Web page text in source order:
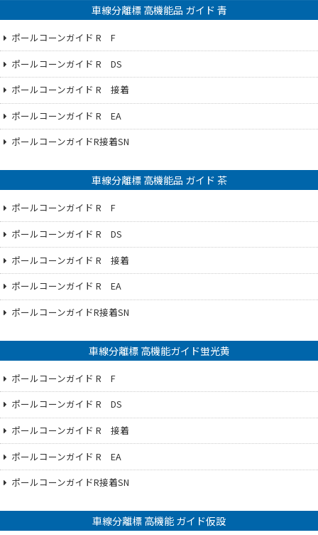
車線分離標 高機能品 ガイド 青
ポールコーンガイド R F
ポールコーンガイド R DS
ポールコーンガイド R 接着
ポールコーンガイド R EA
ポールコーンガイドR接着SN
車線分離標 高機能品 ガイド 茶
ポールコーンガイド R F
ポールコーンガイド R DS
ポールコーンガイド R 接着
ポールコーンガイド R EA
ポールコーンガイドR接着SN
車線分離標 高機能ガイド蛍光黄
ポールコーンガイド R F
ポールコーンガイド R DS
ポールコーンガイド R 接着
ポールコーンガイド R EA
ポールコーンガイドR接着SN
車線分離標 高機能 ガイド仮設